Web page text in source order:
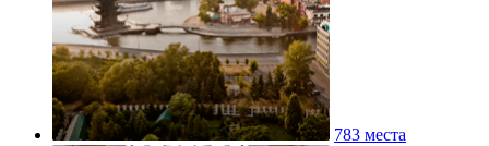
783 места